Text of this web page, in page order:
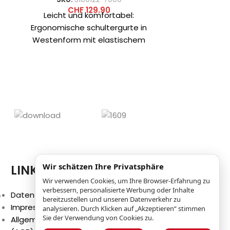
CHF129.90
Leicht und komfortabel:
Ergonomische schultergurte in
Westenform mit elastischem
LINKS
Datenschutzbestimmungen
Impressum
Allgemeine Geschäftsbedingungen
Wir schätzen Ihre Privatsphäre
Wir verwenden Cookies, um Ihre Browser-Erfahrung zu
verbessern, personalisierte Werbung oder Inhalte
bereitzustellen und unseren Datenverkehr zu
analysieren. Durch Klicken auf „Akzeptieren“ stimmen
Sie der Verwendung von Cookies zu.